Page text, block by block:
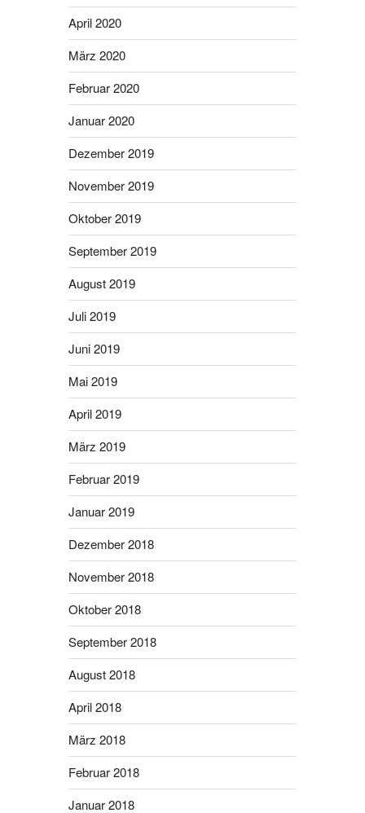
April 2020
März 2020
Februar 2020
Januar 2020
Dezember 2019
November 2019
Oktober 2019
September 2019
August 2019
Juli 2019
Juni 2019
Mai 2019
April 2019
März 2019
Februar 2019
Januar 2019
Dezember 2018
November 2018
Oktober 2018
September 2018
August 2018
April 2018
März 2018
Februar 2018
Januar 2018